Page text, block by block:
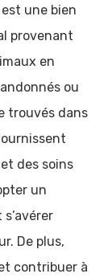
une bien
provenant
en
ou
trouvés dans
des soins
un
De plus,
contribuer à